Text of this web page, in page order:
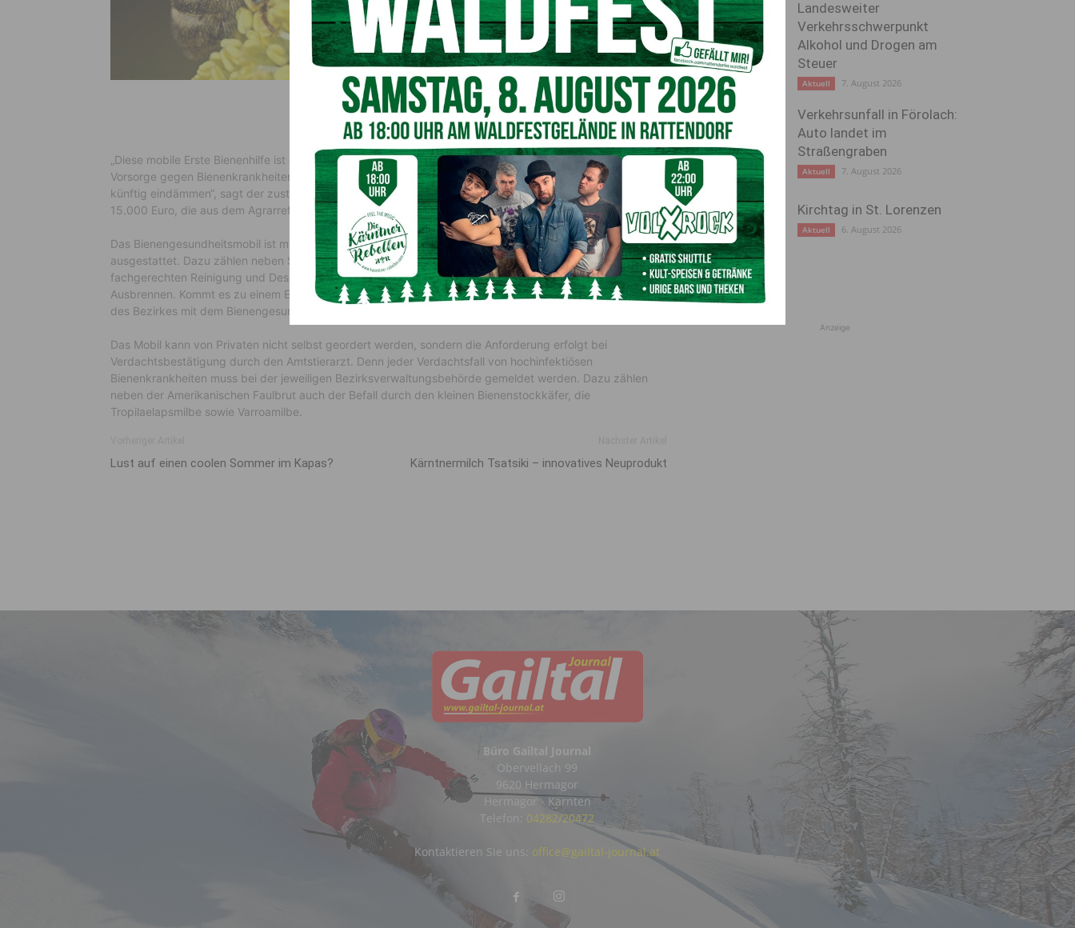
© pixabay
„Diese mobile Erste Bienenhilfe ist ein wichtiger Schritt zur effektiven und nachhaltigen Bekämpfung sowie
Vorsorge gegen Bienenkrankheiten. Damit wollen wir die Gefahr der Weiterverbreitung solcher Krankheiten
künftig eindämmen“, sagt der zuständige Landesrat Martin Gruber. Die Kosten belaufen sich auf rund
15.000 Euro, die aus dem Agrarreferat finanziert wurden.
Das Bienengesundheitsmobil ist mit dem nötigen Equipment zur Seuchenbekämpfung vor Ort
ausgestattet. Dazu zählen neben Schutzausrüstungen, diverse Lösungen und Substanzen zur
fachgerechten Reinigung und Desinfektion, Behälter zum Transport der Bienen sowie Gerätschaften zum
Ausbrennen. Kommt es zu einem Einsatz, rücken ein Sachverständiger und der zuständige Amtstierarzt
des Bezirkes mit dem Bienengesundheitsmobil aus.
Das Mobil kann von Privaten nicht selbst geordert werden, sondern die Anforderung erfolgt bei
Verdachtsbestätigung durch den Amtstierarzt. Denn jeder Verdachtsfall von hochinfektiösen
Bienenkrankheiten muss bei der jeweiligen Bezirksverwaltungsbehörde gemeldet werden. Dazu zählen
neben der Amerikanischen Faulbrut auch der Befall durch den kleinen Bienenstockkäfer, die
Tropilaelapsmilbe sowie Varroamilbe.
Lust auf einen coolen Sommer im Kapas? Kärntnermilch Tsatsiki – innovatives Neuprodukt
Landesweiter
Verkehrsschwerpunkt
Alkohol und Drogen am
Steuer
Aktuell 7. August 2026
Verkehrsunfall in Förolach:
Auto landet im
Straßengraben
Aktuell 7. August 2026
Kirchtag in St. Lorenzen
Aktuell 6. August 2026
Anzeige
Büro Gailtal Journal
Obervellach 99
9620 Hermagor
Hermagor - Kärnten
Telefon: 04282/20472
Kontaktieren Sie uns: office@gailtal-journal.at